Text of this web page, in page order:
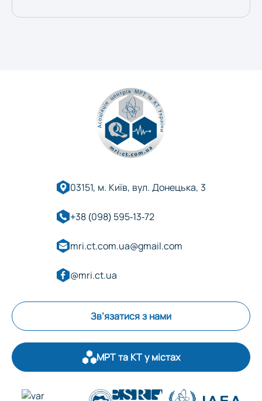
03151, м. Київ, вул. Донецька, 3
+38 (098) 595-13-72
mri.ct.com.ua@gmail.com
@mri.ct.ua
Зв’язатися з нами
МРТ та КТ у містах